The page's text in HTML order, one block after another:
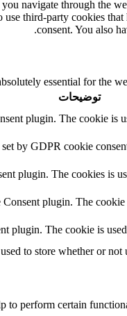
navigate through the
third-party cookies
consent. You also
essential for the
توضیحات
plugin. The cookie is
by GDPR cookie
plugin. The cookies is
plugin. The
plugin. The cookie is
to store whether or not
to perform certain